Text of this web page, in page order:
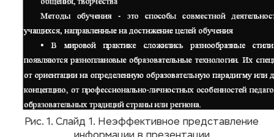
Рис. 1. Слайд 1. Неэффективное представление